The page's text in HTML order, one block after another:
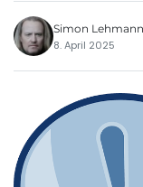
Simon Lehmann
8. April 2025